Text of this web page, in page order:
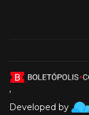
,
Developed by